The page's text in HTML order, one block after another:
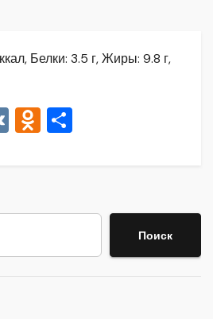
Белки: 3.5 г, Жиры: 9.8 г,
V O
kl
a
в
и Поиск